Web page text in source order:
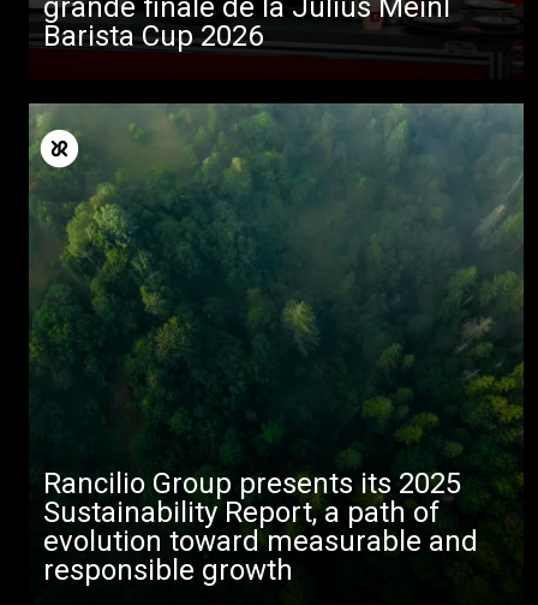
grande finale de la Julius Meinl
Barista Cup 2026
Rancilio Group presents its 2025
Sustainability Report, a path of
evolution toward measurable and
responsible growth
Nouvelles
Télécharger
Plus de